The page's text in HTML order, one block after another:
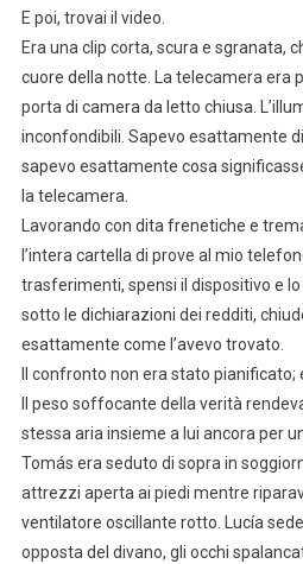
E poi, trovai il video.
Era una clip corta, scura e sgranata,
cuore della notte. La telecamera era
porta di camera da letto chiusa.
inconfondibili. Sapevo esattamente
sapevo esattamente cosa
la telecamera.
Lavorando con dita frenetiche e
l’intera cartella di prove al mio
trasferimenti, spensi il dispositivo e
sotto le dichiarazioni dei redditi,
esattamente come l’avevo trovato.
Il confronto non era stato
Il peso soffocante della verità
stessa aria insieme a lui ancora per
Tomás era seduto di sopra in
attrezzi aperta ai piedi mentre
ventilatore oscillante rotto. Lucía
opposta del divano, gli occhi